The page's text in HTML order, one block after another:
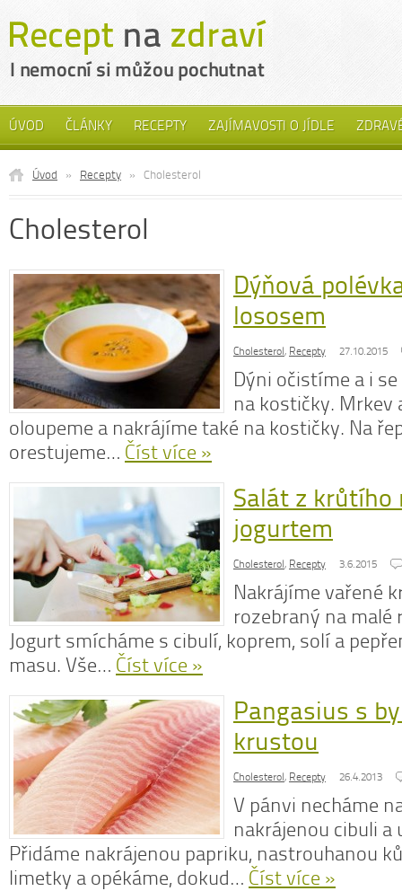
ÚVOD ČLÁNKY RECEPTY ZAJÍMAVOSTI O JÍDLE
Úvod » Recepty » Cholesterol
Cholesterol
Dýňová
lososem
Cholesterol, Recepty 27.10.2015
Dýni očistíme a i
na kostičky. Mrkev
oloupeme a nakrájíme také na kostičky. Na
orestujeme… Číst více »
Salát z krůtího
jogurtem
Cholesterol, Recepty 3.6.2015
Nakrájíme vařené
rozebraný na malé
Jogurt smícháme s cibulí, koprem, solí a
masu. Vše… Číst více »
Pangasius s
krustou
Cholesterol, Recepty 26.4.2013
V pánvi necháme
nakrájenou cibuli a
Přidáme nakrájenou papriku, nastrouhanou
limetky a opékáme, dokud… Číst více »